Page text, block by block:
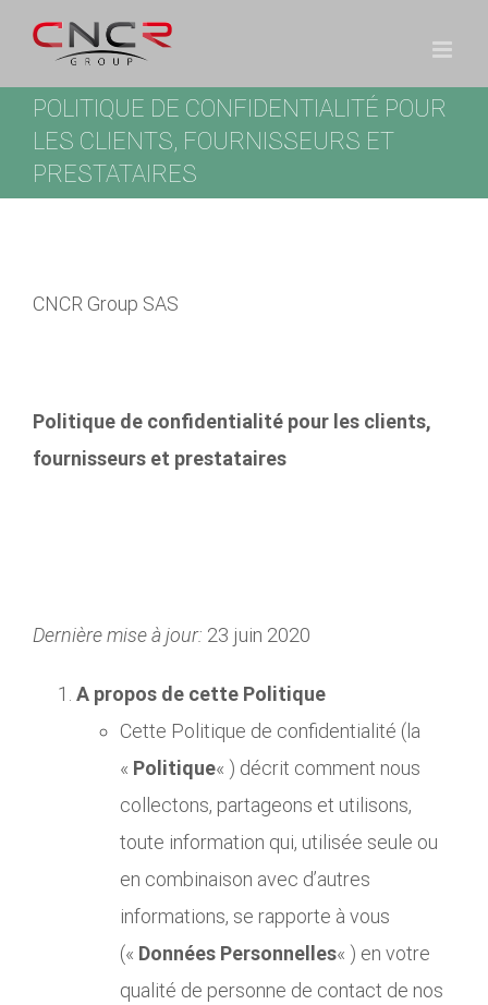
Passer
contenu
POLITIQUE DE CONFIDENTIALITÉ POUR
LES CLIENTS, FOURNISSEURS ET
PRESTATAIRES
CNCR Group SAS
Politique de confidentialité pour les clients,
fournisseurs et prestataires
Dernière mise à jour: 23 juin 2020
A propos de cette Politique
Cette Politique de confidentialité (la
« Politique« ) décrit comment nous
collectons, partageons et utilisons,
toute information qui, utilisée seule ou
en combinaison avec d’autres
informations, se rapporte à vous
(« Données Personnelles« ) en votre
qualité de personne de contact de nos